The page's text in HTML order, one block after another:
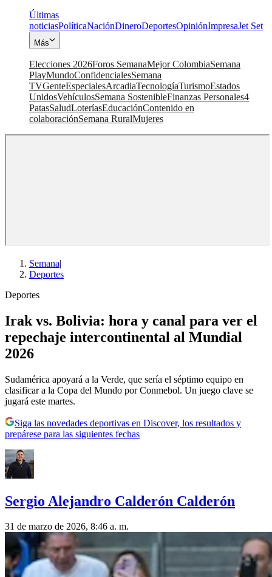
Últimas
noticiasPolíticaNaciónDineroDeportesOpiniónImpresaJet Set
Más
Elecciones 2026Foros SemanaMejor ColombiaSemana
PlayMundoConfidencialesSemana
TVGenteEspecialesArcadiaTecnologíaTurismoEstados
UnidosVehículosSemana SostenibleFinanzas Personales4
PatasSaludLoteríasEducaciónContenido en
colaboraciónSemana RuralMujeres
Semana|
Deportes
Deportes
Irak vs. Bolivia: hora y canal para ver el
repechaje intercontinental al Mundial
2026
Sudamérica apoyará a la Verde, que sería el séptimo equipo en
clasificar a la Copa del Mundo por Conmebol. Un juego clave se
jugará este martes.
Siga las novedades deportivas en Discover, los resultados y
prepárese para las siguientes fechas
Sergio Alejandro Calderón Calderón
31 de marzo de 2026, 8:46 a. m.